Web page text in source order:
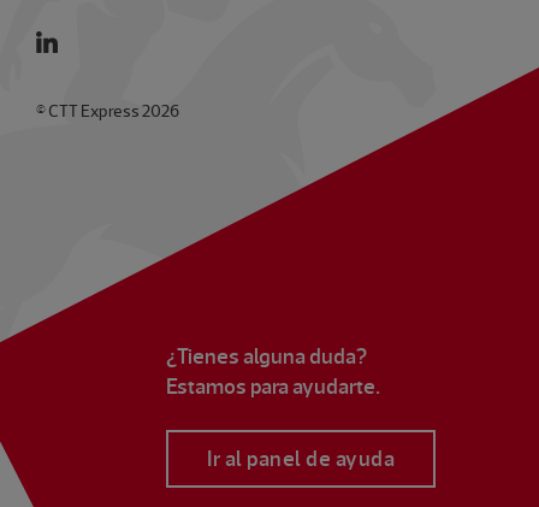
© CTT Express 2026
¿Tienes alguna duda?
Estamos para ayudarte.
Ir al panel de ayuda